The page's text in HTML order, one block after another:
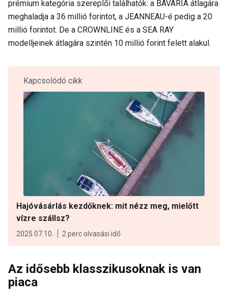
prémium kategória szereplői találhatók: a BAVARIA átlagára
meghaladja a 36 millió forintot, a JEANNEAU-é pedig a 20
millió forintot. De a CROWNLINE és a SEA RAY
modelljeinek átlagára szintén 10 millió forint felett alakul.
Kapcsolódó cikk
Hajóvásárlás kezdőknek: mit nézz meg, mielőtt
vízre szállsz?
2025.07.10. 2 perc olvasási idő
Az idősebb klasszikusoknak is van
piaca